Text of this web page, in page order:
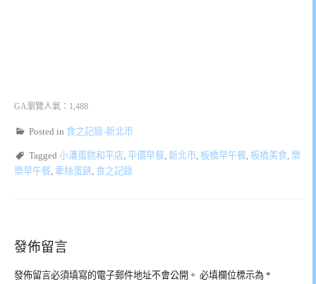
GA瀏覽人氣：1,488
Posted in 食之記錄-新北市
Tagged 小潘蛋糕和平店 平價早餐 新北市 板橋早午餐 板橋美食 樂
樂早午餐 牽絲蛋餅 食之記錄
發佈留言
發佈留言必須填寫的電子郵件地址不會公開。 必填欄位標示為 *